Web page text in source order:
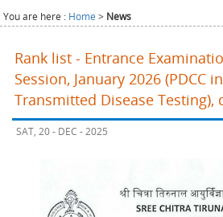
You are here : Home > News
Rank list - Entrance
Session, January 2026 (PDCC
Transmitted Disease Testing),
SAT, 20 - DEC - 2025